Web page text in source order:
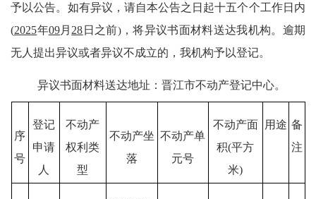
予以公告。如有异议，请自本公告之日起十五个个工作日内
(2025年09月 28 日之前)，将异议书面材料送达我机构。逾期
无人提出异议或者异议不成立的，我机构予以登记。
异议书面材料送达地址：晋江市不动产登记中心。
序
号
登记
申请
人
不动产
权利类
型
不动产坐
落
不动产单
元号
不动产面
积(平方
米)
用途 备
注